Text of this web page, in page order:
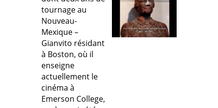
tournage au
Nouveau-
Mexique –
Gianvito résidant
à Boston, où il
enseigne
actuellement le
cinéma à
Emerson College,